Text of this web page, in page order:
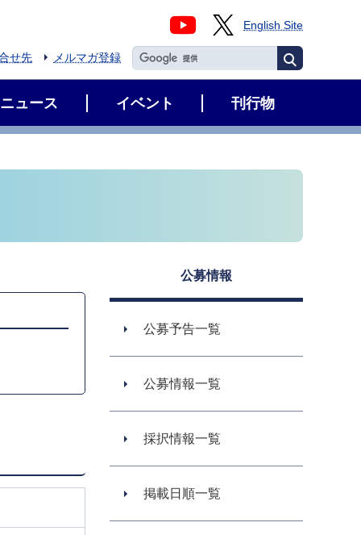
English Site
せ先 メルマガ登録
ニュース イベント 刊行物
公募情報
公募予告一覧
公募情報一覧
採択情報一覧
掲載日順一覧